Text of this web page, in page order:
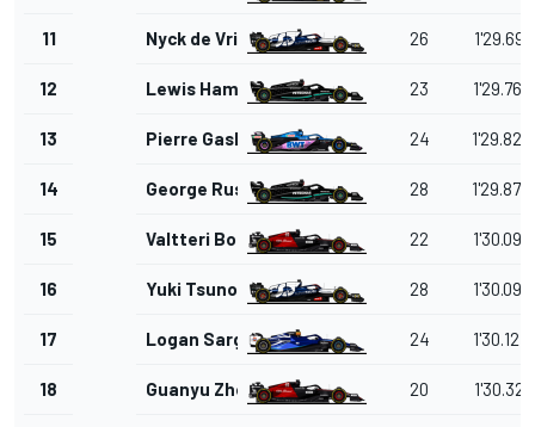
11 Nyck de Vries 26 1'29.691
12 Lewis Hamilton 23 1'29.768
13 Pierre Gasly 24 1'29.828
14 George Russell 28 1'29.874
15 Valtteri Bottas 22 1'30.090
16 Yuki Tsunoda 28 1'30.092
17 Logan Sargeant 24 1'30.124
18 Guanyu Zhou 20 1'30.321